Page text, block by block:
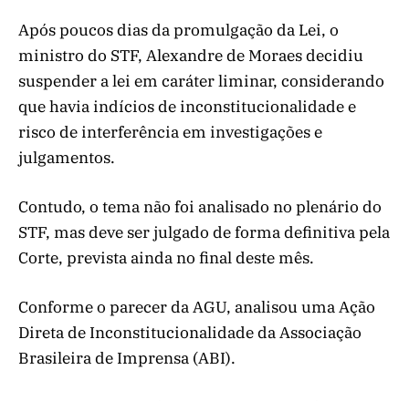
Após poucos dias da promulgação da Lei, o
ministro do STF, Alexandre de Moraes decidiu
suspender a lei em caráter liminar, considerando
que havia indícios de inconstitucionalidade e
risco de interferência em investigações e
julgamentos.
Contudo, o tema não foi analisado no plenário do
STF, mas deve ser julgado de forma definitiva pela
Corte, prevista ainda no final deste mês.
Conforme o parecer da AGU, analisou uma Ação
Direta de Inconstitucionalidade da Associação
Brasileira de Imprensa (ABI).